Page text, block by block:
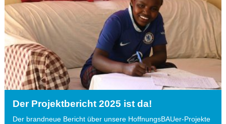
Der Projektbericht 2025 ist da!
Der brandneue Bericht über unsere HoffnungsBAUer-Projekte